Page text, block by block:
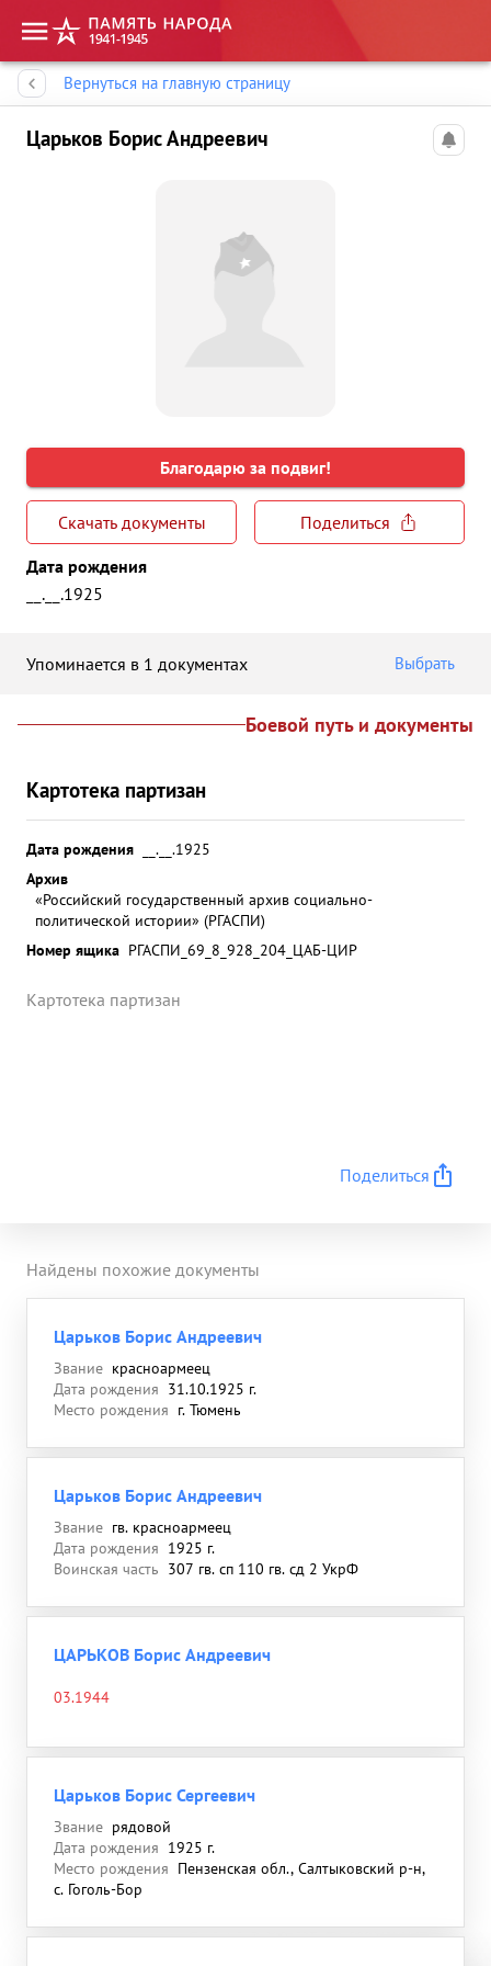
Вернуться на главную страницу
Царьков Борис Андреевич
Благодарю за подвиг!
Скачать документы
Поделиться
Дата рождения
__.__.1925
Упоминается в 1 документах Выбрать
Боевой путь и документы
Картотека партизан
Дата рождения
__.__.1925
Архив
«Российский государственный архив социально-
политической истории» (РГАСПИ)
Номер ящика РГАСПИ_69_8_928_204_ЦАБ-ЦИР
Картотека партизан
Поделиться
Найдены похожие документы
Царьков Борис Андреевич
Звание красноармеец
Дата рождения 31.10.1925 г.
Место рождения г. Тюмень
Царьков Борис Андреевич
Звание гв. красноармеец
Дата рождения 1925 г.
Воинская часть 307 гв. сп 110 гв. сд 2 УкрФ
ЦАРЬКОВ Борис Андреевич
03.1944
Царьков Борис Сергеевич
Звание рядовой
Дата рождения 1925 г.
Место рождения Пензенская обл., Салтыковский р-н,
с. Гоголь-Бор
Память народа